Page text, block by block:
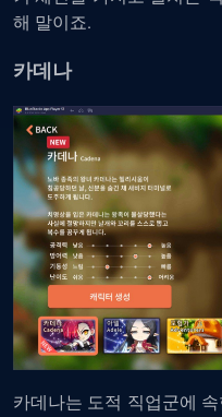
해 말이죠.
카데나
카데나는 도적 직업군에 속